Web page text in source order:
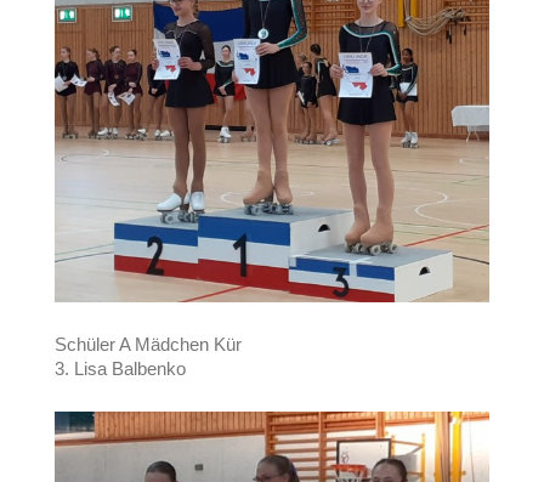
Schüler A Mädchen Kür
3. Lisa Balbenko